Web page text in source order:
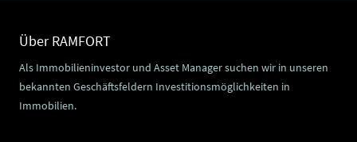
Über RAMFORT
Als Immobilieninvestor und Asset Manager suchen wir in unseren
bekannten Geschäftsfeldern Investitionsmöglichkeiten in
Immobilien.